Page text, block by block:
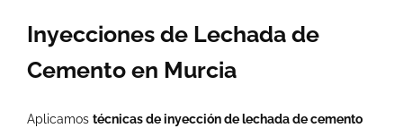
Inyecciones de Lechada de
Cemento en Murcia
Aplicamos técnicas de inyección de lechada de cemento